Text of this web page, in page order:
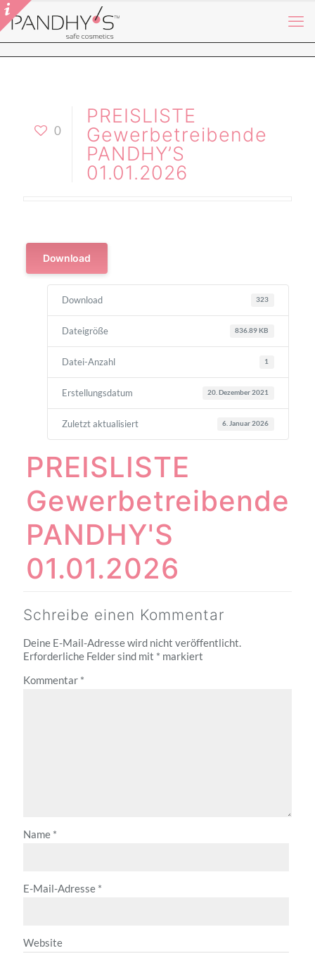
0
PREISLISTE
Gewerbetreibende
PANDHY’S
01.01.2026
Download
Download 323
Dateigröße 836.89 KB
Datei-Anzahl 1
Erstellungsdatum 20. Dezember 2021
Zuletzt aktualisiert 6. Januar 2026
PREISLISTE
Gewerbetreibende
PANDHY'S
01.01.2026
Schreibe einen Kommentar
Deine E-Mail-Adresse wird nicht veröffentlicht.
Erforderliche Felder sind mit * markiert
Kommentar *
Name *
E-Mail-Adresse *
Website